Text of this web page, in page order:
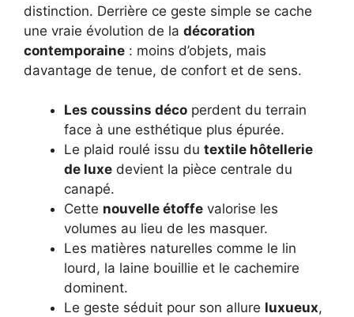
distinction. Derrière ce geste simple se cache
une vraie évolution de la décoration
contemporaine : moins d’objets, mais
davantage de tenue, de confort et de sens.
Les coussins déco perdent du terrain
face à une esthétique plus épurée.
Le plaid roulé issu du textile hôtellerie
de luxe devient la pièce centrale du
canapé.
Cette nouvelle étoffe valorise les
volumes au lieu de les masquer.
Les matières naturelles comme le lin
lourd, la laine bouillie et le cachemire
dominent.
Le geste séduit pour son allure luxueux,